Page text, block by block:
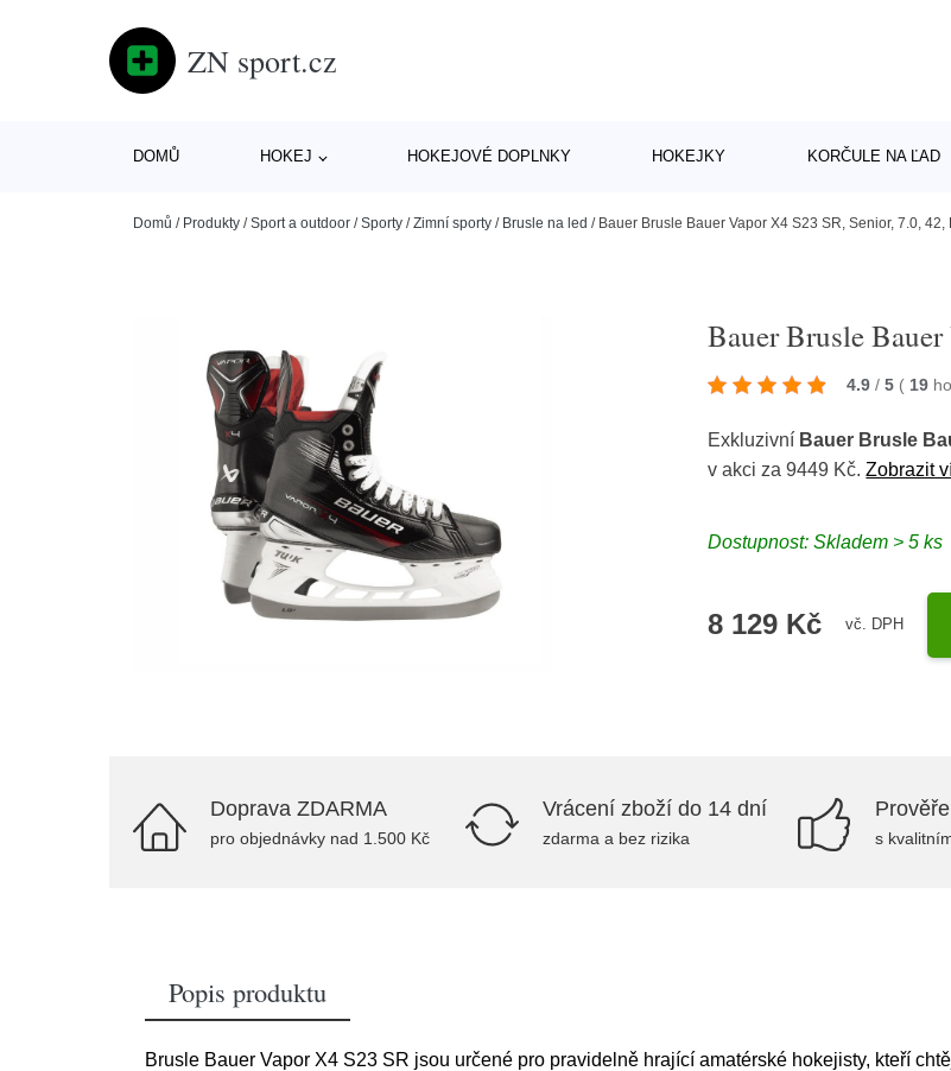
ZN sport.cz
DOMŮ HOKEJ HOKEJOVÉ DOPLNKY HOKEJKY KORČULE NA ĽAD
Domů / Produkty /Sport a outdoor /Sporty /Zimní sporty / Brusle na led / Bauer Brusle Bauer Vapor X4 S23 SR, Senior, 7.0, 42,
Bauer Brusle
4.9 / 5 ( 19
Exkluzivní Bauer Brusle
v akci za 9449 Kč.Zobrazit
Dostupnost: Skladem > 5 ks
8 129 Kč vč. DPH
Doprava ZDARMA
pro objednávky nad 1.500 Kč
Vrácení zboží do 14 dní
zdarma a bez rizika s
Popis produktu
Brusle Bauer Vapor X4 S23 SR jsou určené pro pravidelně hrající amatérské hokejisty, kteří